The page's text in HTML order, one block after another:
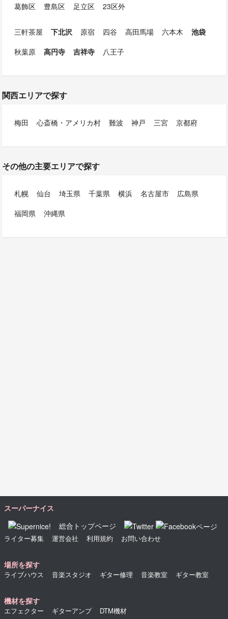
葛飾区
豊島区 足立区 23区外
三軒茶屋 下北沢 原宿 四谷 高田馬場 六本木
池袋
秋葉原
高円寺 吉祥寺 八王子
関西エリアで探す
梅田 心斎橋・アメリカ村 難波 神戸 三宮 京都府
その他の主要エリアで探す
札幌 仙台 埼玉県 千葉県 横浜 名古屋市
広島県
福岡県
沖縄県
スーパーナイス
総合トップページ
ライター募集 運営会社 利用規約 お問い合わせ
場所を探す
ライブハウス 音楽スタジオ ギター修理 音楽教室 ギター教室
機材を探す
エフェクター ギターアンプ DTM機材